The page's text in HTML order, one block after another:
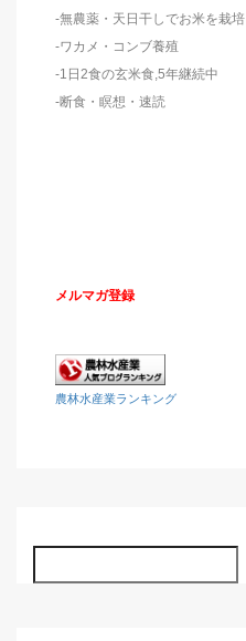
-無農薬・天日干しでお米を栽培
-ワカメ・コンブ養殖
-1日2食の玄米食,5年継続中
-断食・瞑想・速読
メルマガ登録
農林水産業ランキング